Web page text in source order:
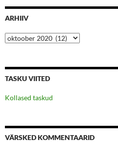
ARHIIV
Arhiiv
TASKU VIITED
Kollased taskud
VÄRSKED KOMMENTAARID